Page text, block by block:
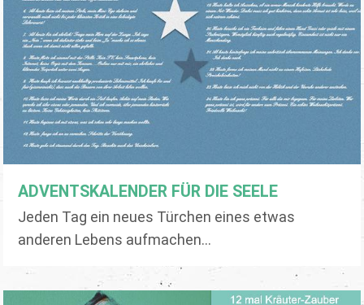
ADVENTSKALENDER FÜR DIE SEELE
Jeden Tag ein neues Türchen eines etwas
anderen Lebens aufmachen...